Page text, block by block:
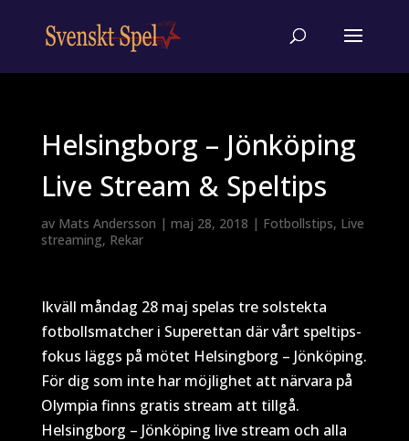
Helsingborg – Jönköping
Live Stream & Speltips
av Mats Andersson | maj 28, 2018 | Fotbollstips, Live
streaming, Rekar
Ikväll måndag 28 maj spelas tre solstekta
fotbollsmatcher i Superettan där vårt speltips-
fokus läggs på mötet Helsingborg – Jönköping.
För dig som inte har möjlighet att närvara på
Olympia finns gratis stream att tillgå.
Helsingborg – Jönköping live stream och alla